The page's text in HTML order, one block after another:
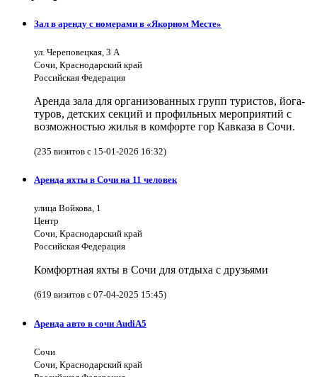
Зал в аренду с номерами в «Якорном Месте»
ул. Череповецкая, 3 А
Сочи, Краснодарский край
Российская Федерация
Аренда зала для организованных групп туристов, йога-
туров, детских секций и профильных мероприятий с
возможностью жилья в комфорте гор Кавказа в Сочи.
(235 визитов с 15-01-2026 16:32)
Аренда яхты в Сочи на 11 человек
улица Войкова, 1
Центр
Сочи, Краснодарский край
Российская Федерация
Комфортная яхты в Сочи для отдыха с друзьями
(619 визитов с 07-04-2025 15:45)
Аренда авто в сочи AudiA5
Сочи
Сочи, Краснодарский край